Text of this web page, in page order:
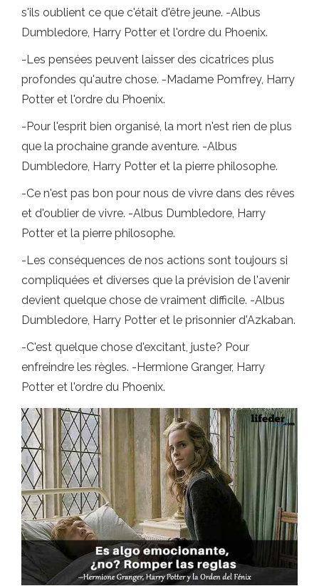
s'ils oublient ce que c'était d'être jeune. -Albus
Dumbledore, Harry Potter et l'ordre du Phoenix.
-Les pensées peuvent laisser des cicatrices plus
profondes qu'autre chose. -Madame Pomfrey, Harry
Potter et l'ordre du Phoenix.
-Pour l'esprit bien organisé, la mort n'est rien de plus
que la prochaine grande aventure. -Albus
Dumbledore, Harry Potter et la pierre philosophe.
-Ce n'est pas bon pour nous de vivre dans des rêves
et d'oublier de vivre. -Albus Dumbledore, Harry
Potter et la pierre philosophe.
-Les conséquences de nos actions sont toujours si
compliquées et diverses que la prévision de l'avenir
devient quelque chose de vraiment difficile. -Albus
Dumbledore, Harry Potter et le prisonnier d'Azkaban.
-C'est quelque chose d'excitant, juste? Pour
enfreindre les règles. -Hermione Granger, Harry
Potter et l'ordre du Phoenix.